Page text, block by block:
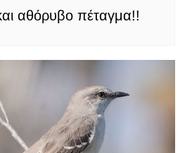
αθόρυβο πέταγμα!!